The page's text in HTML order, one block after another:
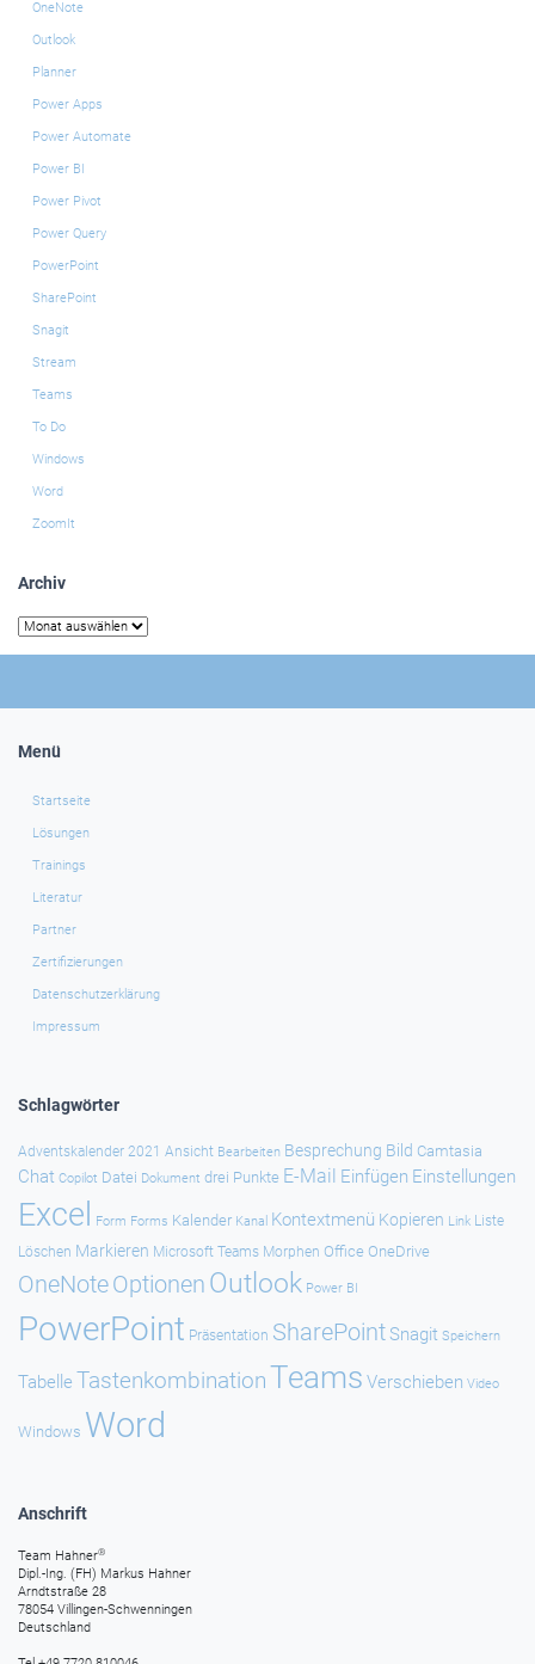
OneNote
Outlook
Planner
Power Apps
Power Automate
Power BI
Power Pivot
Power Query
PowerPoint
SharePoint
Snagit
Stream
Teams
To Do
Windows
Word
ZoomIt
Archiv
Archiv
Menü
Startseite
Lösungen
Trainings
Literatur
Partner
Zertifizierungen
Datenschutzerklärung
Impressum
Schlagwörter
Adventskalender 2021 Ansicht Bearbeiten Besprechung Bild Camtasia
Chat Copilot Datei Dokument drei Punkte E-Mail Einfügen Einstellungen
Excel Form Forms Kalender Kanal Kontextmenü Kopieren Link Liste
Löschen Markieren Microsoft Teams Morphen Office OneDrive
OneNoteOptionen Outlook Power BI
PowerPoint Präsentation SharePointSnagit Speichern
Tabelle TastenkombinationTeams Verschieben Video
Windows Word
Anschrift
Team Hahner®
Dipl.-Ing. (FH) Markus Hahner
Arndtstraße 28
78054 Villingen-Schwenningen
Deutschland